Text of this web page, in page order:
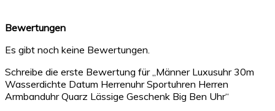
Bewertungen
Es gibt noch keine Bewertungen.
Schreibe die erste Bewertung für „Männer Luxusuhr 30m
Wasserdichte Datum Herrenuhr Sportuhren Herren
Armbanduhr Quarz Lässige Geschenk Big Ben Uhr“